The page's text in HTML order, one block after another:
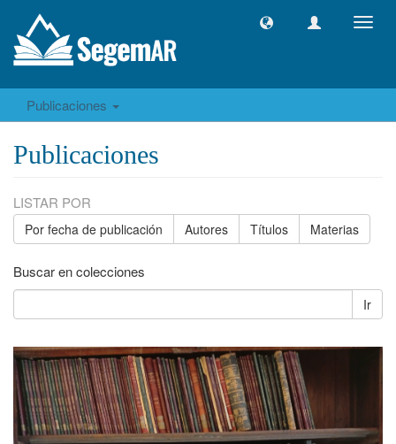
Publicaciones
Publicaciones
LISTAR POR
Por fecha de publicación Autores Títulos Materias
Buscar en colecciones
Ir